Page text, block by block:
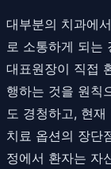
대부분의 치과에
로 소통하게 되는
대표원장이 직접
행하는 것을 원칙
도 경청하고, 현
치료 옵션의 장단
정에서 환자는 자